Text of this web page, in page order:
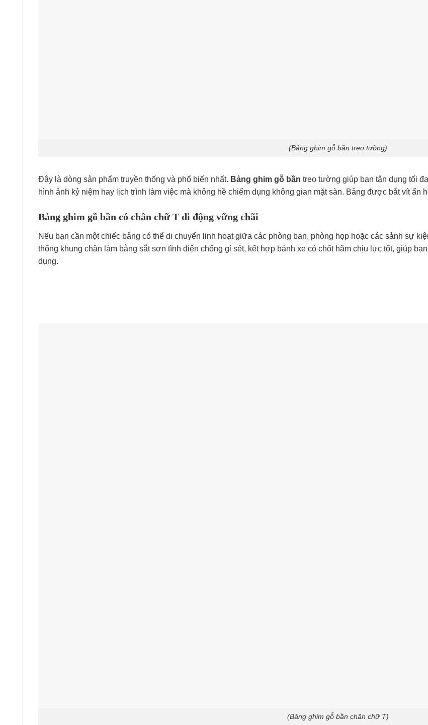
(Bảng ghim gỗ bần treo tường)
Đây là dòng sản phẩm truyền thống và phổ biến nhất. Bảng ghim gỗ bần treo tường giúp bạn tận dụng tối
hình ảnh kỷ niệm hay lịch trình làm việc mà không hề chiếm dụng không gian mặt sàn. Bảng được bắt vít ẩn
Bảng ghim gỗ bần có chân chữ T di động vững chãi
Nếu bạn cần một chiếc bảng có thể di chuyển linh hoạt giữa các phòng ban, phòng họp hoặc các sảnh sự
thống khung chân làm bằng sắt sơn tĩnh điện chống gỉ sét, kết hợp bánh xe có chốt hãm chịu lực tốt, giúp
dụng.
(Bảng ghim gỗ bần chân chữ T)